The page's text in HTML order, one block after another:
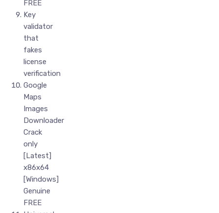
FREE
Key
validator
that
fakes
license
verification
Google
Maps
Images
Downloader
Crack
only
[Latest]
x86x64
[Windows]
Genuine
FREE